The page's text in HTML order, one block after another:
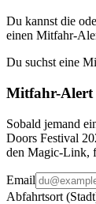
Du kannst die
einen Mitfahr-
Du suchst eine
Mitfahr-Alert
Sobald jemand
Doors Festival
den Magic-Link,
Email
Abfahrtsort